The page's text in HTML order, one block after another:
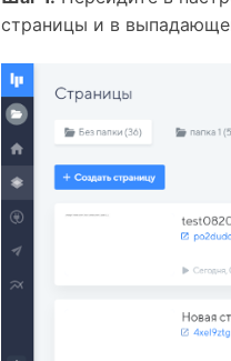
страницы и в